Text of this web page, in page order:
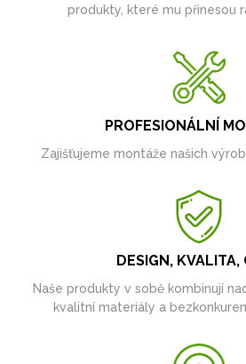
produkty, které mu přinesou
PROFESIONÁLNÍ
Zajišťujeme montáže našich
DESIGN, KVALITA,
Naše produkty v sobě kombinují
kvalitní materiály a